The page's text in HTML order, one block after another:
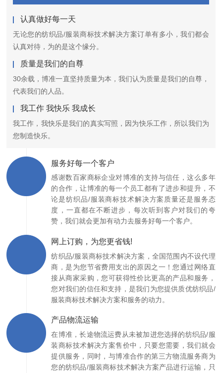
认真做好每一天
无论您的纺织品/服装商标技术解决方案订单有多小，我们都会
认真对待，为的是这个缘分。
质量是我们的自尊
30余载，博准一直坚持质量为本，我们认为质量是我们的自尊，
代表我们的人品。
我工作 我快乐 我成长
我工作，我快乐是我们的真实写照，因为快乐工作，所以我们为
您制造快乐。
服务好每一个客户
感谢数百家商标企业对博准的支持与信任，这么多年
的合作，让博准的每一个员工都有了进步和提升，不
论是纺织品/服装商标技术解决方案质量还是服务态
度，一直都在不断进步，每次听到客户对我们的夸
赞，我们就会更加有动力去服务好每一个客户。
网上订购，为您更省钱!
纺织品/服装商标技术解决方案，全国范围内不设代理
商，是为您节省费用支出的原因之一！您通过网络直
接从商家采购，您可获得性价比更高的产品和服务，
您对我们的信任和支持，是我们为您提供质优纺织品/
服装商标技术解决方案和服务的动力。
产品物流运输
在博准，长途物流运费从未被加进您选择的纺织品/服
装商标技术解决方案售价中，只要您需要，我们就会
提供服务，同时，与博准合作的第三方物流服务商为
您的纺织品/服装商标技术解决方案产品进行运输，只